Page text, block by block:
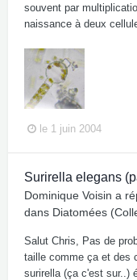
souvent par
naissance à deux
le 1 juin 2004
Surirella elegans
Dominique Voisin a
dans Diatomées
Salut Chris, Pas de
taille comme ça et des
surirella (ça c'est sur..)